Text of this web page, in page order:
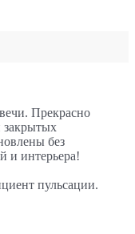
Прекрасно
закрытых
без
и интерьера!
пульсации.